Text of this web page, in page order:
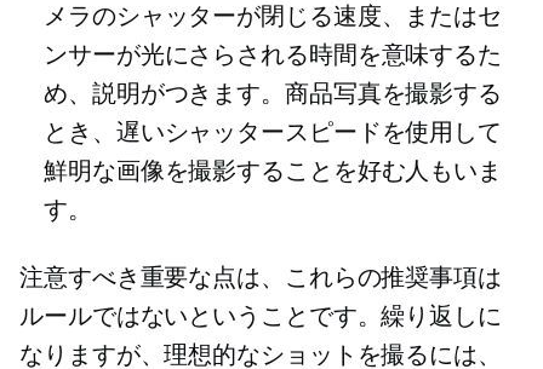
メラのシャッターが閉じる速度、またはセ
ンサーが光にさらされる時間を意味するた
め、説明がつきます。商品写真を撮影する
とき、遅いシャッタースピードを使用して
鮮明な画像を撮影することを好む人もいま
す。
注意すべき重要な点は、これらの推奨事項は
ルールではないということです。繰り返しに
なりますが、理想的なショットを撮るには、